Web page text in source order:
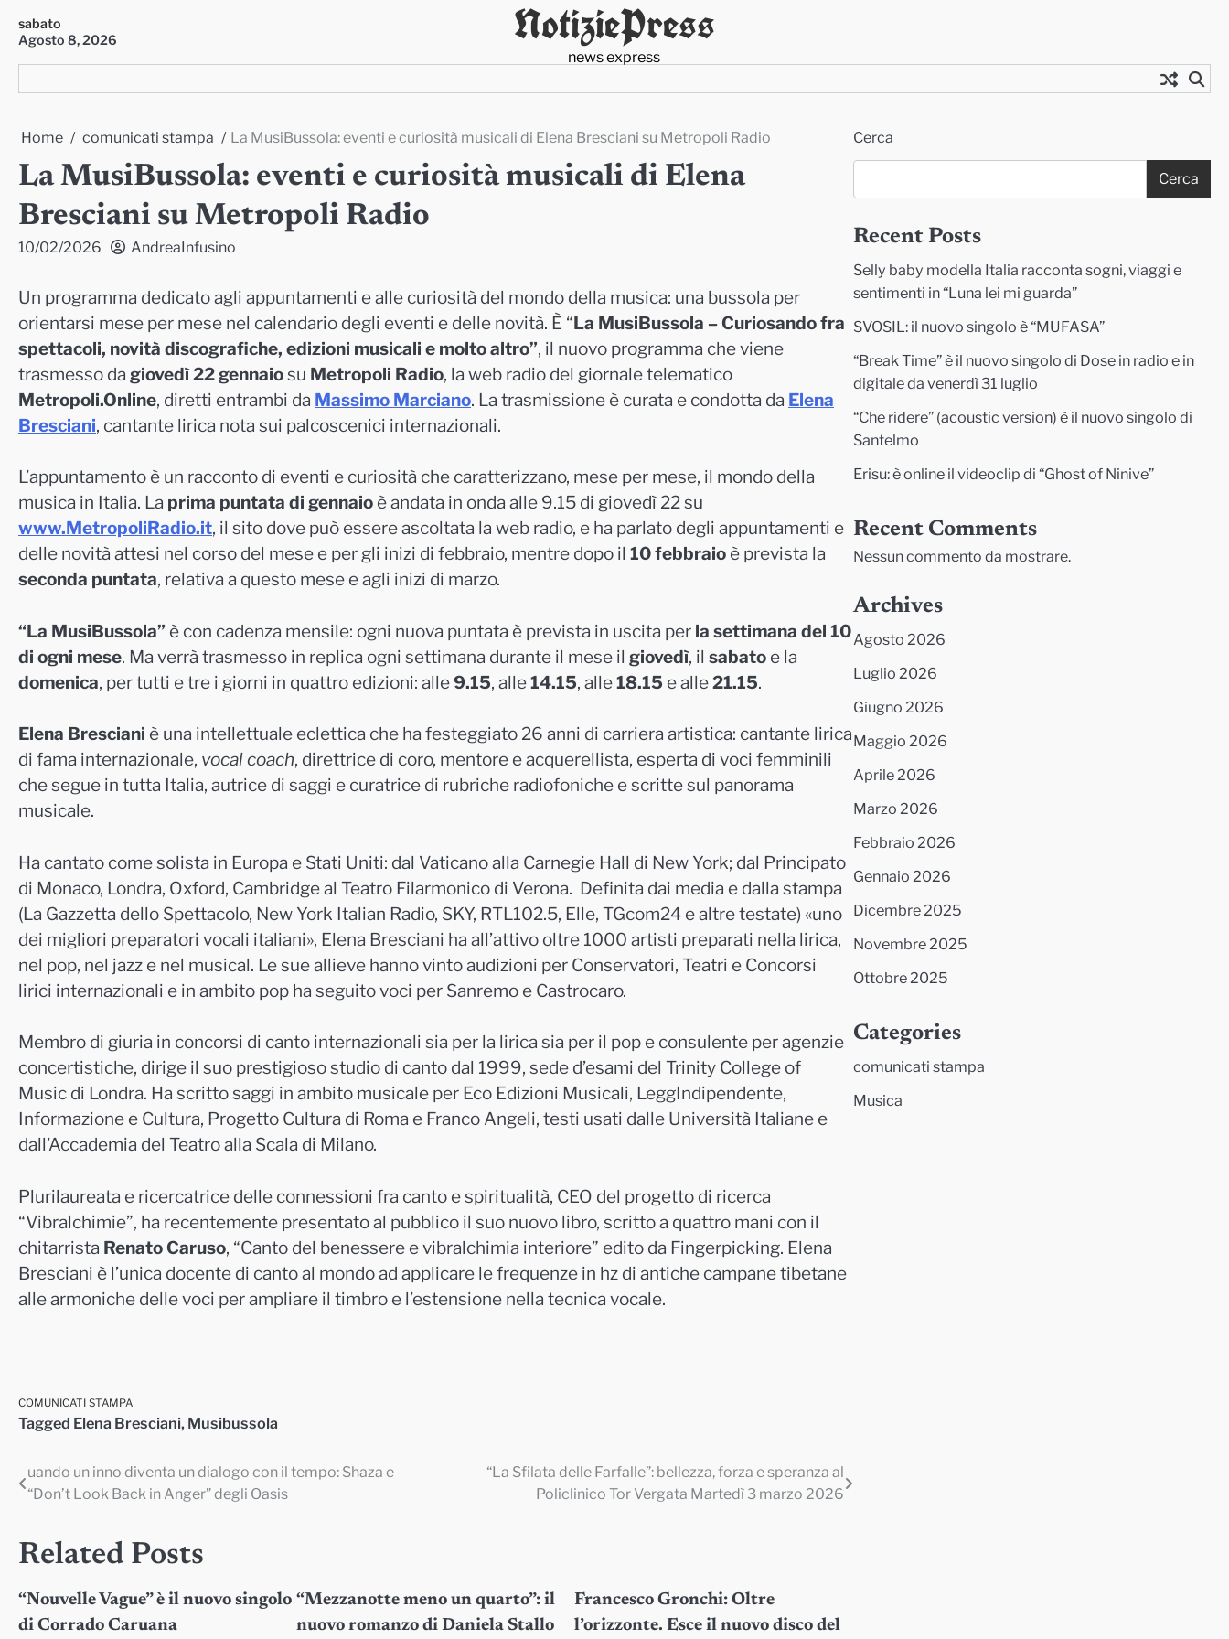
content
sabato
Agosto 8, 2026
NotiziePress
news express
Home comunicati stampa La MusiBussola: eventi e curiosità musicali di Elena Bresciani su Metropoli Radio
La MusiBussola: eventi e curiosità musicali di Elena
Bresciani su Metropoli Radio
10/02/2026 AndreaInfusino
Un programma dedicato agli appuntamenti e alle curiosità del mondo della musica: una bussola per
orientarsi mese per mese nel calendario degli eventi e delle novità. È “La MusiBussola – Curiosando fra
spettacoli, novità discografiche, edizioni musicali e molto altro”, il nuovo programma che viene
trasmesso da giovedì 22 gennaiosu Metropoli Radio, la web radio del giornale telematico
Metropoli.Online, diretti entrambi da Massimo Marciano. La trasmissione è curata e condotta da Elena
Bresciani, cantante lirica nota sui palcoscenici internazionali.
L’appuntamento è un racconto di eventi e curiosità che caratterizzano, mese per mese, il mondo della
musica in Italia. La prima puntata di gennaio è andata in onda alle 9.15 di giovedì 22 su
www.MetropoliRadio.it, il sito dove può essere ascoltata la web radio, e ha parlato degli appuntamenti e
delle novità attesi nel corso del mese e per gli inizi di febbraio, mentre dopo il 10 febbraio è prevista la
seconda puntata, relativa a questo mese e agli inizi di marzo.
“La MusiBussola” è con cadenza mensile: ogni nuova puntata è prevista in uscita per la settimana del 10
di ogni mese. Ma verrà trasmesso in replica ogni settimana durante il mese il giovedì, il sabato e la
domenica, per tutti e tre i giorni in quattro edizioni: alle9.15, alle14.15, alle18.15 e alle21.15.
Elena Bresciani è una intellettuale eclettica che ha festeggiato 26 anni di carriera artistica: cantante lirica
di fama internazionale, vocal coach, direttrice di coro, mentore e acquerellista, esperta di voci femminili
che segue in tutta Italia, autrice di saggi e curatrice di rubriche radiofoniche e scritte sul panorama
musicale.
Ha cantato come solista in Europa e Stati Uniti: dal Vaticano alla Carnegie Hall di New York; dal Principato
di Monaco, Londra, Oxford, Cambridge al Teatro Filarmonico di Verona. Definita dai media e dalla stampa
(La Gazzetta dello Spettacolo, New York Italian Radio, SKY, RTL102.5, Elle, TGcom24 e altre testate) «uno
dei migliori preparatori vocali italiani», Elena Bresciani ha all’attivo oltre 1000 artisti preparati nella lirica,
nel pop, nel jazz e nel musical. Le sue allieve hanno vinto audizioni per Conservatori, Teatri e Concorsi
lirici internazionali e in ambito pop ha seguito voci per Sanremo e Castrocaro.
Membro di giuria in concorsi di canto internazionali sia per la lirica sia per il pop e consulente per agenzie
concertistiche, dirige il suo prestigioso studio di canto dal 1999, sede d’esami del Trinity College of
Music di Londra. Ha scritto saggi in ambito musicale per Eco Edizioni Musicali, LeggIndipendente,
Informazione e Cultura, Progetto Cultura di Roma e Franco Angeli, testi usati dalle Università Italiane e
dall’Accademia del Teatro alla Scala di Milano.
Plurilaureata e ricercatrice delle connessioni fra canto e spiritualità, CEO del progetto di ricerca
“Vibralchimie”, ha recentemente presentato al pubblico il suo nuovo libro, scritto a quattro mani con il
chitarrista Renato Caruso, “Canto del benessere e vibralchimia interiore” edito da Fingerpicking. Elena
Bresciani è l’unica docente di canto al mondo ad applicare le frequenze in hz di antiche campane tibetane
alle armoniche delle voci per ampliare il timbro e l’estensione nella tecnica vocale.
COMUNICATI STAMPA
Tagged Elena Bresciani, Musibussola
Navigazione
uando un inno diventa un dialogo con il tempo: Shaza e
“Don’t Look Back in Anger” degli Oasis
“La Sfilata delle Farfalle”: bellezza, forza e speranza al
Policlinico Tor Vergata Martedì 3 marzo 2026
Related Posts
“Nouvelle Vague” è il nuovo singolo
di Corrado Caruana
“Mezzanotte meno un quarto”: il
nuovo romanzo di Daniela Stallo
Francesco Gronchi: Oltre
l’orizzonte. Esce il nuovo disco del
Cerca
Cerca
Recent Posts
Selly baby modella Italia racconta sogni, viaggi e
sentimenti in “Luna lei mi guarda”
SVOSIL: il nuovo singolo è “MUFASA”
“Break Time” è il nuovo singolo di Dose in radio e in
digitale da venerdì 31 luglio
“Che ridere” (acoustic version) è il nuovo singolo di
Santelmo
Erisu: è online il videoclip di “Ghost of Ninive”
Recent Comments
Nessun commento da mostrare.
Archives
Agosto 2026
Luglio 2026
Giugno 2026
Maggio 2026
Aprile 2026
Marzo 2026
Febbraio 2026
Gennaio 2026
Dicembre 2025
Novembre 2025
Ottobre 2025
Categories
comunicati stampa
Musica